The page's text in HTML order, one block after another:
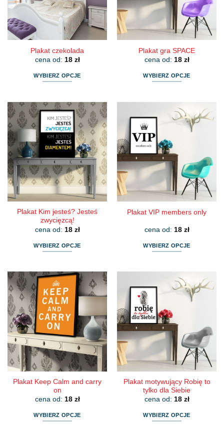
na
stronie
produktu
na
stronie
produktu
Plakat czekolada
cena od: 18 zł
WYBIERZ OPCJE
ma
wiele
wariantów.
Opcje
można
wybrać
na
stronie
produktu
Plakat gra SPACE
cena od: 18 zł
WYBIERZ OPCJE
wiele
wariantów.
Opcje
można
wybrać
na
stronie
produktu
Plakat Kim jesteś? Jesteś
zwycięzcą!
cena od: 18 zł
WYBIERZ OPCJE
ma
wiele
wariantów.
Opcje
można
wybrać
na
stronie
produktu
Plakat VIP members only
cena od: 18 zł
WYBIERZ OPCJE
wiele
wariantów.
Opcje
można
wybrać
na
stronie
produktu
Plakat Keep Calm and carry
on
cena od: 18 zł
WYBIERZ OPCJE
Plakat motywujący Robię to
tylko dla Siebie
cena od: 18 zł
WYBIERZ OPCJE